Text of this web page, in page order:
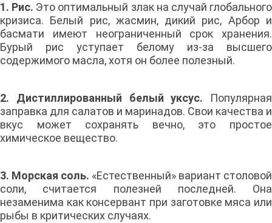
1. Рис. Это оптимальный злак на случай глобального
кризиса. Белый рис, жасмин, дикий рис, Арбор и
басмати имеют неограниченный срок хранения.
Бурый рис уступает белому из-за высшего
содержимого масла, хотя он более полезный.
2. Дистиллированный белый уксус. Популярная
заправка для салатов и маринадов. Свои качества и
вкус может сохранять вечно, это простое
химическое вещество.
3. Морская соль. «Естественный» вариант столовой
соли, считается полезней последней. Она
незаменима как консервант при заготовке мяса или
рыбы в критических случаях.